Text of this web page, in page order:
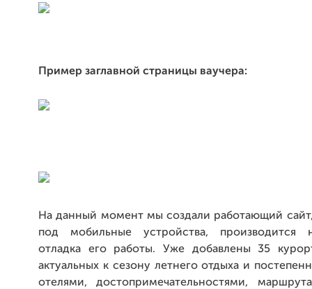
Пример заглавной страницы ваучера:
На данный момент мы создали работающий
под мобильные устройства, производится
отладка его работы. Уже добавлены 35
актуальных к сезону летнего отдыха и
отелями, достопримечательностями,